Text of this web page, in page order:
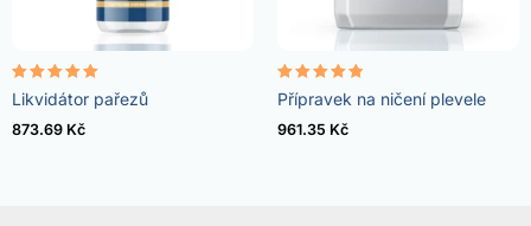
Hodnocení
5.00
z 5
Likvidátor pařezů
873.69 Kč
Hodnocení
4.73
z 5
Přípravek na ničení plevele
961.35 Kč